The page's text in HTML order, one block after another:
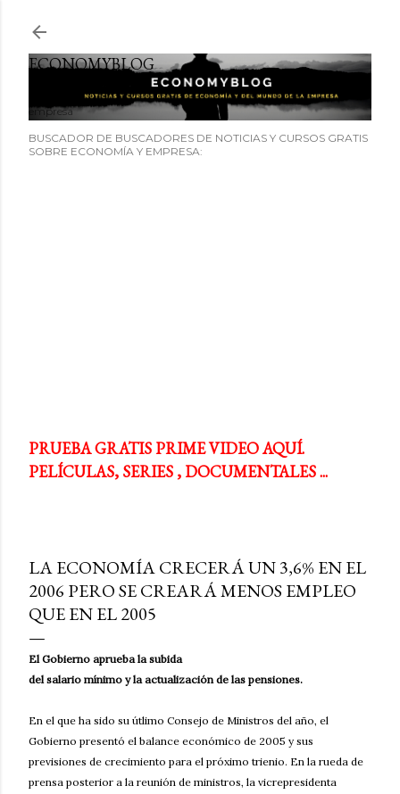
ECONOMYBLOG
Noticias y cursos GRATIS sobre economía y el mundo de la
empresa
BUSCADOR DE BUSCADORES DE NOTICIAS Y CURSOS GRATIS
SOBRE ECONOMÍA Y EMPRESA:
PRUEBA GRATIS PRIME VIDEO AQUÍ.
PELÍCULAS, SERIES , DOCUMENTALES ...
LA ECONOMÍA CRECERÁ UN 3,6% EN EL
2006 PERO SE CREARÁ MENOS EMPLEO
QUE EN EL 2005
El Gobierno aprueba la subida
del salario mínimo y la actualización de las pensiones.
En el que ha sido su útlimo Consejo de Ministros del año, el
Gobierno presentó el balance económico de 2005 y sus
previsiones de crecimiento para el próximo trienio. En la rueda de
prensa posterior a la reunión de ministros, la vicrepresidenta